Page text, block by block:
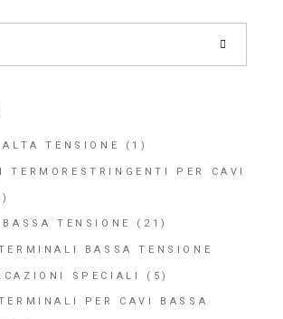
TENSIONE (1)
TERMORESTRINGENTI PER CAVI
TENSIONE (21)
BASSA TENSIONE
SPECIALI (5)
PER CAVI BASSA